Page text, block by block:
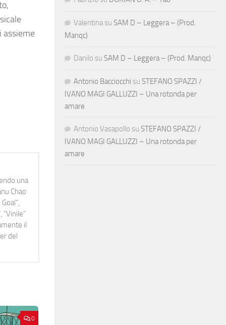
assieme
una
Chao
"Vinile"
il
del
0
Valentina su SAM D – Leggera – (Prod.
Manqc)
Danilo su SAM D – Leggera – (Prod. Manqc)
Antonio Bacciocchi su STEFANO SPAZZI /
IVANO MAGI GALLUZZI – Una rotonda per
amare
Antonio Vasapollo su STEFANO SPAZZI /
IVANO MAGI GALLUZZI – Una rotonda per
amare